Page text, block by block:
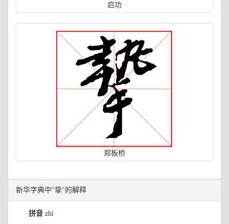
启功
郑板桥
新华字典中"挚"的解释
拼音 zhì